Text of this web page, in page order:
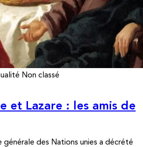
Non classé
et Lazare : les amis de
générale des Nations unies a décrété